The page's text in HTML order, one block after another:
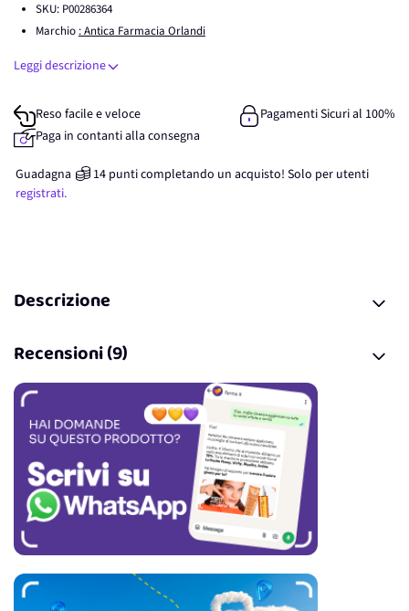
SKU: P00286364
Marchio : Antica Farmacia Orlandi
Leggi descrizione
Reso facile e veloce
Pagamenti Sicuri al 100%
Paga in contanti alla consegna
Guadagna 14 punticompletando un acquisto! Solo per utenti
registrati.
Descrizione
Recensioni (9)